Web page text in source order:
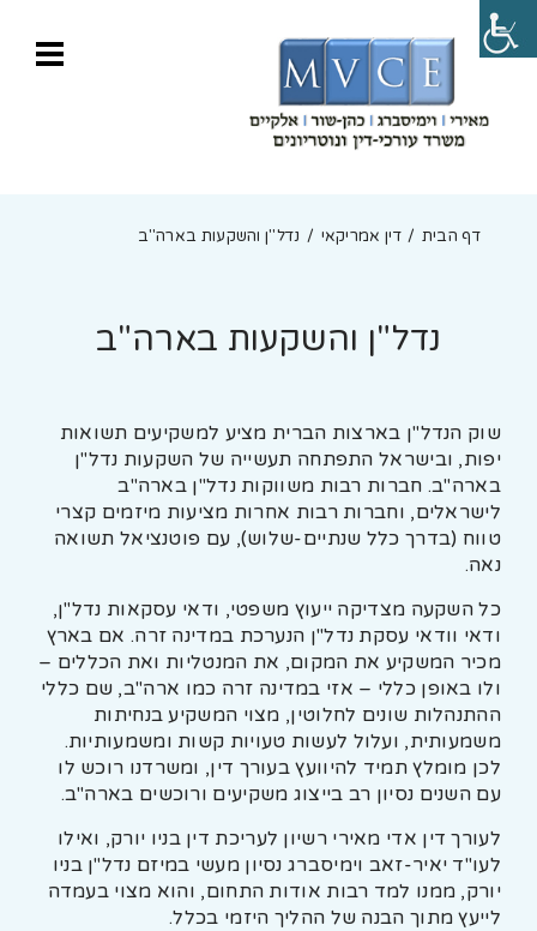
דף הבית דין אמריקאי נדל"ן והשקעות בארה"ב
נדל"ן והשקעות בארה"ב
שוק הנדל"ן בארצות הברית מציע למשקיעים תשואות
יפות, ובישראל התפתחה תעשייה של השקעות נדל"ן
בארה"ב. חברות רבות משווקות נדל"ן בארה"ב
לישראלים, וחברות רבות אחרות מציעות מיזמים קצרי
טווח (בדרך כלל שנתיים-שלוש), עם פוטנציאל תשואה
נאה.
כל השקעה מצדיקה ייעוץ משפטי, ודאי עסקאות נדל"ן,
ודאי וודאי עסקת נדל"ן הנערכת במדינה זרה. אם בארץ
מכיר המשקיע את המקום, את המנטליות ואת הכללים –
ולו באופן כללי – אזי במדינה זרה כמו ארה"ב, שם כללי
ההתנהלות שונים לחלוטין, מצוי המשקיע בנחיתות
משמעותית, ועלול לעשות טעויות קשות ומשמעותיות.
לכן מומלץ תמיד להיוועץ בעורך דין, ומשרדנו רוכש לו
עם השנים נסיון רב בייצוג משקיעים ורוכשים בארה"ב.
לעורך דין אדי מאירי רשיון לעריכת דין בניו יורק, ואילו
לעו"ד יאיר-זאב וימיסברג נסיון מעשי במיזם נדל"ן בניו
יורק, ממנו למד רבות אודות התחום, והוא מצוי בעמדה
לייעץ מתוך הבנה של ההליך היזמי בכלל.